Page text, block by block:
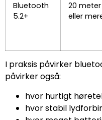
Bluetooth
5.2+
20 meter
eller
I praksis påvirker
påvirker også:
hvor hurtigt
hvor stabil